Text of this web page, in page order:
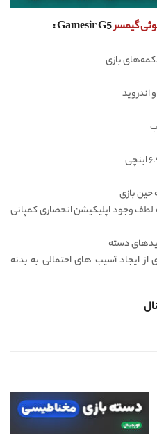
گیمسرGamesir G5 :
بازی
بازی
وجود اپلیکیشن انحصاری کمپانی
دسته
از ایجاد آسیب های احتمالی به بدنه